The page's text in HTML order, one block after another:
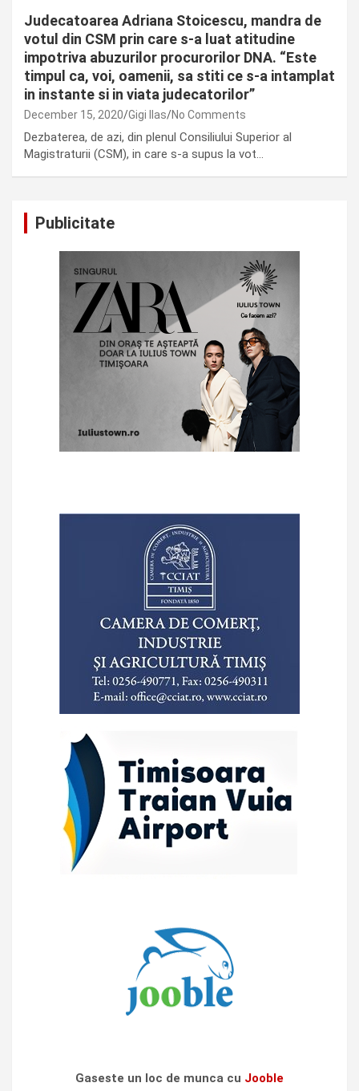
Judecatoarea Adriana Stoicescu, mandra de
votul din CSM prin care s-a luat atitudine
impotriva abuzurilor procurorilor DNA. “Este
timpul ca, voi, oamenii, sa stiti ce s-a intamplat
in instante si in viata judecatorilor”
December 15, 2020 Gigi Ilas No Comments
Dezbaterea, de azi, din plenul Consiliului Superior al
Magistraturii (CSM), in care s-a supus la vot…
Publicitate
Gaseste un loc de munca cu Jooble